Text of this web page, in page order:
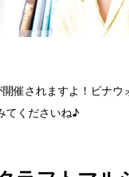
催されますよ！ビナウ
てくださいね♪